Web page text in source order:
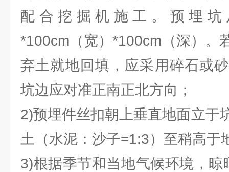
配合挖掘机施工。预埋坑
*100cm（宽）*100cm（深）。
弃土就地回填，应采用碎石或
坑边应对准正南正北方向；
2)预埋件丝扣朝上垂直地面立于
土（水泥：沙子=1:3）至稍高于
3)根据季节和当地气候环境，